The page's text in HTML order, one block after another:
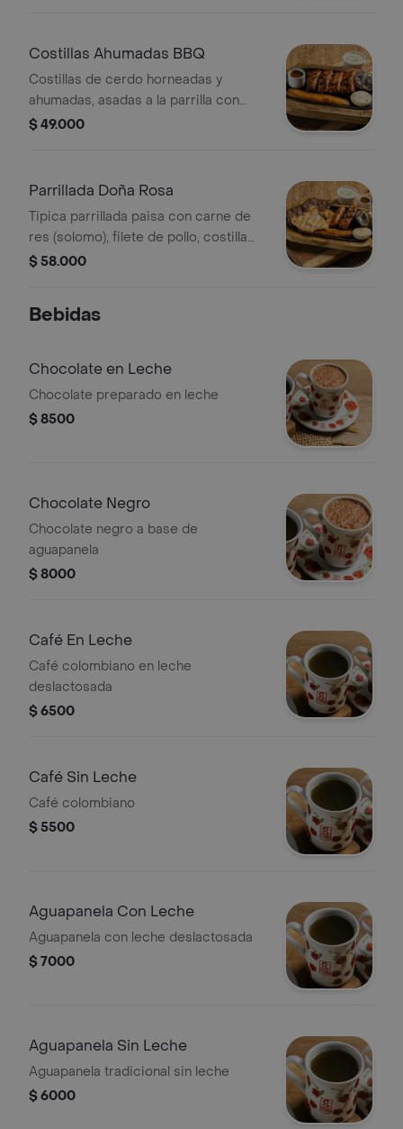
Costillas Ahumadas BBQ
Costillas de cerdo horneadas y
ahumadas, asadas a la parrilla con
deliciosa salsa BBQ de la casa,
maduro y arepa
$ 49.000
Parrillada Doña Rosa
Tipica parrillada paisa con carne de
res (solomo), filete de pollo, costilla
ahumada de cerdo y chorizo.
maduro, arepa y BBQ
$ 58.000
Bebidas
Chocolate en Leche
Chocolate preparado en leche
$ 8500
Chocolate Negro
Chocolate negro a base de
aguapanela
$ 8000
Café En Leche
Café colombiano en leche
deslactosada
$ 6500
Café Sin Leche
Café colombiano
$ 5500
Aguapanela Con Leche
Aguapanela con leche deslactosada
$ 7000
Aguapanela Sin Leche
Aguapanela tradicional sin leche
$ 6000